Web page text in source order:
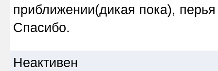
приближении(дикая пока),
Спасибо.
Неактивен